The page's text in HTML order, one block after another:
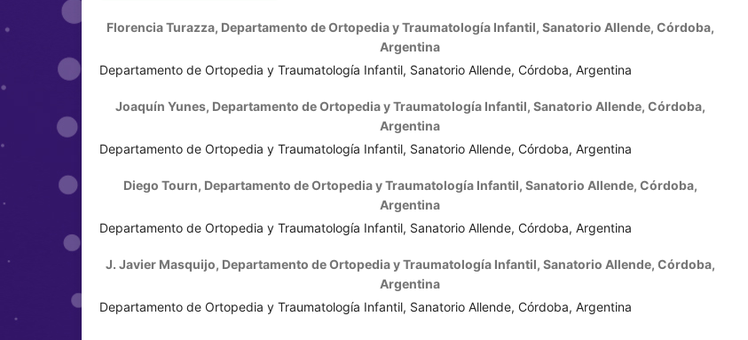
Florencia Turazza, Departamento de Ortopedia y Traumatología Infantil, Sanatorio Allende, Córdoba,
Argentina
Departamento de Ortopedia y Traumatología Infantil, Sanatorio Allende, Córdoba, Argentina
Joaquín Yunes, Departamento de Ortopedia y Traumatología Infantil, Sanatorio Allende, Córdoba,
Argentina
Departamento de Ortopedia y Traumatología Infantil, Sanatorio Allende, Córdoba, Argentina
Diego Tourn, Departamento de Ortopedia y Traumatología Infantil, Sanatorio Allende, Córdoba,
Argentina
Departamento de Ortopedia y Traumatología Infantil, Sanatorio Allende, Córdoba, Argentina
J. Javier Masquijo, Departamento de Ortopedia y Traumatología Infantil, Sanatorio Allende, Córdoba,
Argentina
Departamento de Ortopedia y Traumatología Infantil, Sanatorio Allende, Córdoba, Argentina